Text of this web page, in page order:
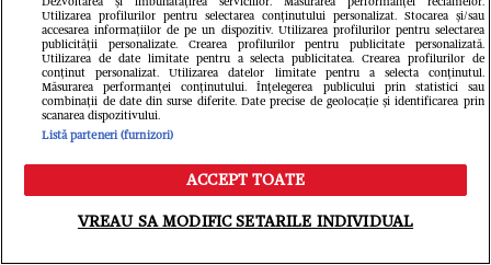
Meniu Caută
Utilizarea profilurilor pentru selectarea conținutului personalizat. Stocarea și/sau
accesarea informațiilor de pe un dispozitiv. Utilizarea profilurilor pentru selectarea
publicității personalizate. Crearea profilurilor pentru publicitate personalizată.
Utilizarea de date limitate pentru a selecta publicitatea. Crearea profilurilor de
conținut personalizat. Utilizarea datelor limitate pentru a selecta conținutul.
Măsurarea performanței conținutului. Înțelegerea publicului prin statistici sau
combinații de date din surse diferite. Date precise de geolocație și identificarea prin
scanarea dispozitivului.
Listă parteneri (furnizori)
ACCEPT TOATE
VREAU SA MODIFIC SETARILE INDIVIDUAL